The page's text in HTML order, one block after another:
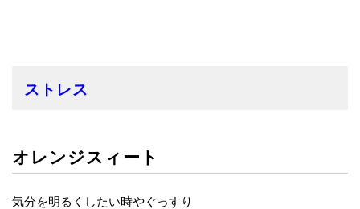
ストレス
オレンジスィート
気分を明るくしたい時やぐっすり